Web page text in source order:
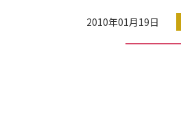
2010年01月19日